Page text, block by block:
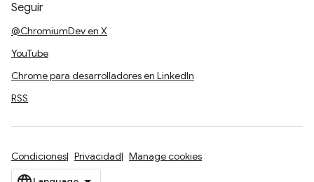
Seguir
@ChromiumDev en X
YouTube
Chrome para desarrolladores en LinkedIn
RSS
Condiciones Privacidad Manage cookies